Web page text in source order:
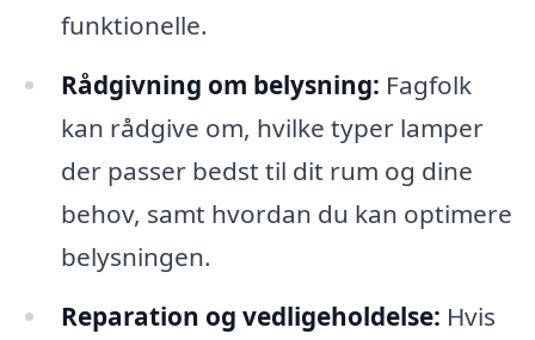
funktionelle.
Rådgivning om belysning: Fagfolk
kan rådgive om, hvilke typer lamper
der passer bedst til dit rum og dine
behov, samt hvordan du kan optimere
belysningen.
Reparation og vedligeholdelse: Hvis